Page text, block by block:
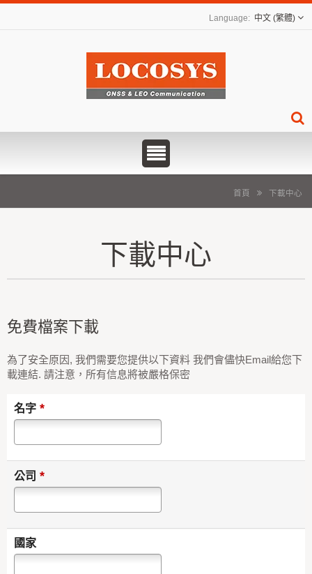
中文 (繁體)
首頁 下載中心
下載中心
免費檔案下載
為了安全原因, 我們需要您提供以下資料 我們會儘快Email給您下
載連結. 請注意，所有信息將被嚴格保密
名字 *
公司 *
國家